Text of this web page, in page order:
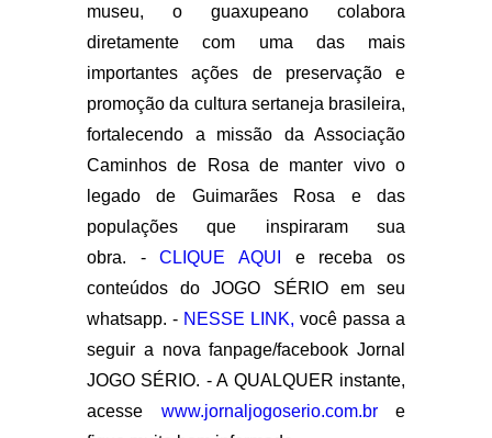
museu, o guaxupeano colabora
diretamente com uma das mais
importantes ações de preservação e
promoção da cultura sertaneja brasileira,
fortalecendo a missão da Associação
Caminhos de Rosa de manter vivo o
legado de Guimarães Rosa e das
populações que inspiraram sua
obra. -CLIQUE AQUI
e receba os
conteúdos do JOGO SÉRIO em seu
whatsapp. - NESSE LINK, você passa a
seguir a nova fanpage/facebook Jornal
JOGO SÉRIO. - A QUALQUER instante,
acesse www.jornaljogoserio.com.bre